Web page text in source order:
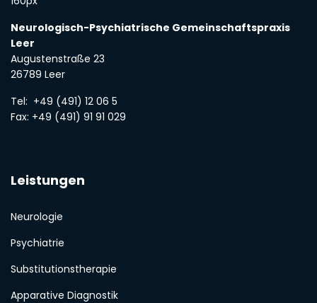
Neurologisch-Psychiatrische Gemeinschaftspraxis
Leer
Augustenstraße 23
26789 Leer
Tel: +49 (491) 12 06 5
Fax: +49 (491) 91 91 029
Leistungen
Neurologie
Psychiatrie
Substitutionstherapie
Apparative Diagnostik